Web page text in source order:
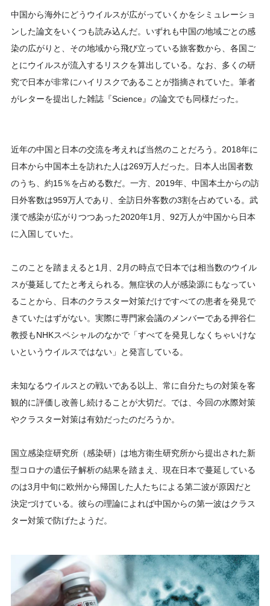
中国から海外にどうウイルスが広がっていくかをシミュレーショ
ンした論文をいくつも読み込んだ。いずれも中国の地域ごとの感
染の広がりと、その地域から飛び立っている旅客数から、各国ご
とにウイルスが流入するリスクを算出している。なお、多くの研
究で日本が非常にハイリスクであることが指摘されていた。筆者
がレターを提出した雑誌『Science』の論文でも同様だった。
近年の中国と日本の交流を考えれば当然のことだろう。2018年に
日本から中国本土を訪れた人は269万人だった。日本人出国者数
のうち、約15％を占める数だ。一方、2019年、中国本土からの訪
日外客数は959万人であり、全訪日外客数の3割を占めている。武
漢で感染が広がりつつあった2020年1月、92万人が中国から日本
に入国していた。
このことを踏まえると1月、2月の時点で日本では相当数のウイル
スが蔓延してたと考えられる。無症状の人が感染源にもなってい
ることから、日本のクラスター対策だけですべての患者を発見で
きていたはずがない。実際に専門家会議のメンバーである押谷仁
教授もNHKスペシャルのなかで「すべてを発見しなくちゃいけな
いというウイルスではない」と発言している。
未知なるウイルスとの戦いである以上、常に自分たちの対策を客
観的に評価し改善し続けることが大切だ。では、今回の水際対策
やクラスター対策は有効だったのだろうか。
国立感染症研究所（感染研）は地方衛生研究所から提出された新
型コロナの遺伝子解析の結果を踏まえ、現在日本で蔓延している
のは3月中旬に欧州から帰国した人たちによる第二波が原因だと
決定づけている。彼らの理論によれば中国からの第一波はクラス
ター対策で防げたようだ。